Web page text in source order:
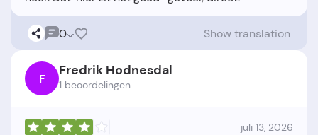
0 Show translation
F Fredrik Hodnesdal
1 beoordelingen
juli 13, 2026